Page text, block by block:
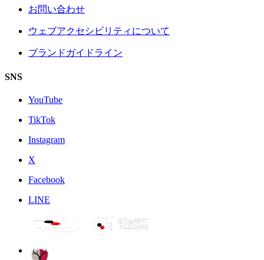
お問い合わせ
ウェブアクセシビリティについて
ブランドガイドライン
SNS
YouTube
TikTok
Instagram
X
Facebook
LINE